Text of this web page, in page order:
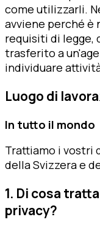
come utilizzarli.
avviene perché è
requisiti di legge,
trasferito a
individuare
Luogo di
In tutto il mondo
Trattiamo i vostri
della Svizzera e
1. Di cosa
privacy?